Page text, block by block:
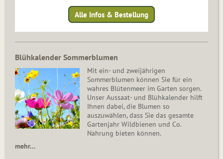
Alle Infos & Bestellung
Blühkalender Sommerblumen
Mit ein- und zweijährigen
Sommerblumen können Sie für ein
wahres Blütenmeer im Garten sorgen.
Unser Aussaat- und Blühkalender hilft
Ihnen dabei, die Blumen so
auszuwählen, dass Sie das gesamte
Gartenjahr Wildbienen und Co.
Nahrung bieten können.
mehr…